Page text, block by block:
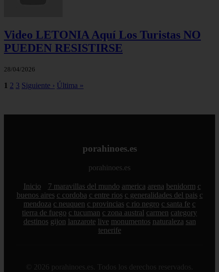
Video LETONIA Aquí Los Turistas NO
PUEDEN RESISTIRSE
28/04/2026
1 2 3 Siguiente › Última »
porahinoes.es
porahinoes.es
Inicio 7 maravillas del mundo america arena benidorm c
buenos aires c cordoba c entre rios c generalidades del pais c
mendoza c neuquen c provincias c rio negro c santa fe c
tierra de fuego c tucuman c zona austral carmen category
destinos gijon lanzarote live monumentos naturaleza san
tenerife
© 2026 porahinoes.es. Todos los derechos reservados.